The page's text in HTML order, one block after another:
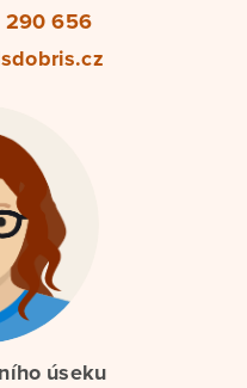
290 656
úseku